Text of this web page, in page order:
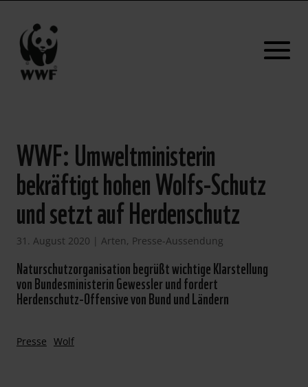
WWF: Umweltministerin
bekräftigt hohen Wolfs-Schutz
und setzt auf Herdenschutz
31. August 2020 | Arten, Presse-Aussendung
Naturschutzorganisation begrüßt wichtige Klarstellung
von Bundesministerin Gewessler und fordert
Herdenschutz-Offensive von Bund und Ländern
Presse Wolf